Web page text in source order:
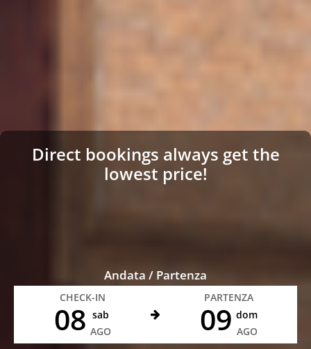
Direct bookings always get the
lowest price!
Andata / Partenza
CHECK-IN
08 sab
AGO
PARTENZA
09 dom
AGO